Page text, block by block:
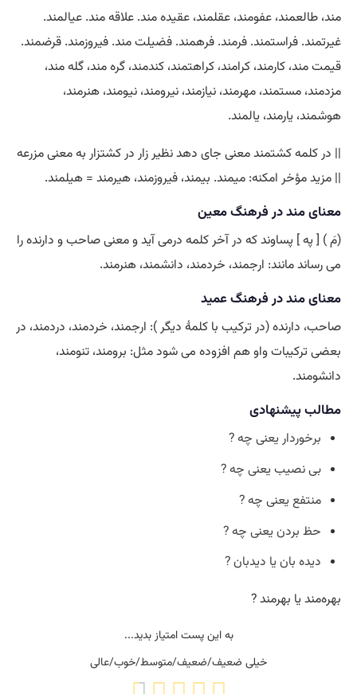
مند، طالعمند، عفومند، عقلمند، عقیده مند. علاقه مند. عیالمند.
غیرتمند. فراستمند. فرمند. فرهمند. فضیلت مند. فیروزمند. قرضمند.
قیمت مند، کارمند، کرامند، کراهتمند، کندمند، گره مند، گله مند،
مزدمند، مستمند، مهرمند، نیازمند، نیرومند، نیومند، هنرمند،
هوشمند، یارمند، یالمند.
|| در کلمه کشتمند معنی جای دهد نظیر زار در کشتزار به معنی مزرعه
|| مزید مؤخر امکنه: میمند. بیمند، فیروزمند، هیرمند = هیلمند.
معنای مند در فرهنگ معین
(مَ ) [ په ] پساوند که در آخر کلمه درمی آید و معنی صاحب و دارنده را
می رساند مانند: ارجمند، خردمند، دانشمند، هنرمند.
معنای مند در فرهنگ عمید
صاحب، دارنده (در ترکیب با کلمۀ دیگر ): ارجمند، خردمند، دردمند، در
بعضی ترکیبات واو هم افزوده می شود مثل: برومند، تنومند،
دانشومند.
مطالب پیشنهادی
برخوردار یعنی چه ?
بی نصیب یعنی چه ?
منتفع یعنی چه ?
حظ بردن یعنی چه ?
دیده بان یا دیدبان ?
بهره‌مند یا بهرمند ?
به این پست امتیاز بدید...
خیلی ضعیف/ضعیف/متوسط/خوب/عالی